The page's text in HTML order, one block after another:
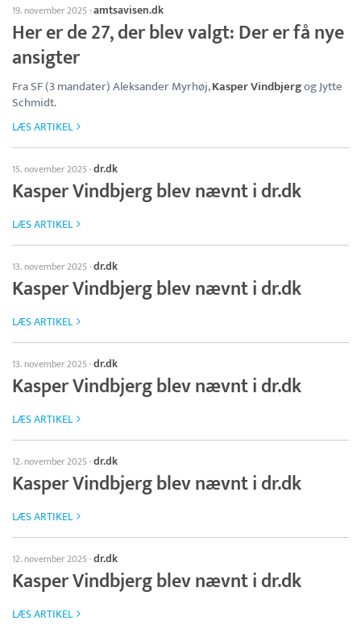
19. november 2025·amtsavisen.dk
Her er de 27, der blev valgt: Der er få nye
ansigter
Fra SF (3 mandater) Aleksander Myrhøj,Kasper Vindbjergog Jytte
Schmidt.
LÆS ARTIKEL
15. november 2025·dr.dk
Kasper Vindbjerg blev nævnt i dr.dk
LÆS ARTIKEL
13. november 2025·dr.dk
Kasper Vindbjerg blev nævnt i dr.dk
LÆS ARTIKEL
13. november 2025·dr.dk
Kasper Vindbjerg blev nævnt i dr.dk
LÆS ARTIKEL
12. november 2025·dr.dk
Kasper Vindbjerg blev nævnt i dr.dk
LÆS ARTIKEL
12. november 2025·dr.dk
Kasper Vindbjerg blev nævnt i dr.dk
LÆS ARTIKEL